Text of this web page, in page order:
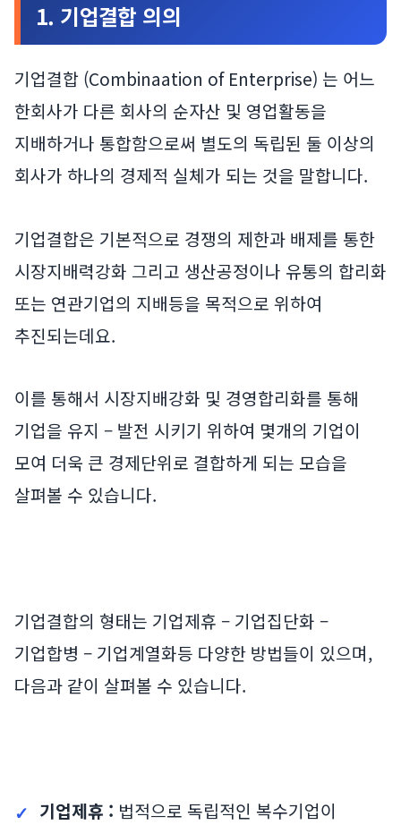
1. 기업결합 의의
기업결합 (Combinaation of Enterprise) 는 어느
한회사가 다른 회사의 순자산 및 영업활동을
지배하거나 통합함으로써 별도의 독립된 둘 이상의
회사가 하나의 경제적 실체가 되는 것을 말합니다.
기업결합은 기본적으로 경쟁의 제한과 배제를 통한
시장지배력강화 그리고 생산공정이나 유통의 합리화
또는 연관기업의 지배등을 목적으로 위하여
추진되는데요.
이를 통해서 시장지배강화 및 경영합리화를 통해
기업을 유지 – 발전 시키기 위하여 몇개의 기업이
모여 더욱 큰 경제단위로 결합하게 되는 모습을
살펴볼 수 있습니다.
기업결합의 형태는 기업제휴 – 기업집단화 –
기업합병 – 기업계열화등 다양한 방법들이 있으며,
다음과 같이 살펴볼 수 있습니다.
기업제휴 : 법적으로 독립적인 복수기업이